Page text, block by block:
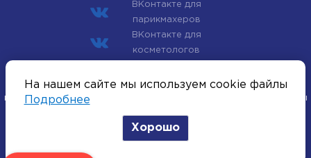
ВКонтакте для
парикмахеров
ВКонтакте для
косметологов
© 2002–2026 Компания Мастер Класс - профессиональная
косметика для лица, тела и волос. Все хиты индустрии красоты
Политика конфиденциальности
На нашем сайте мы используем cookie файлы
Подробнее
Хорошо